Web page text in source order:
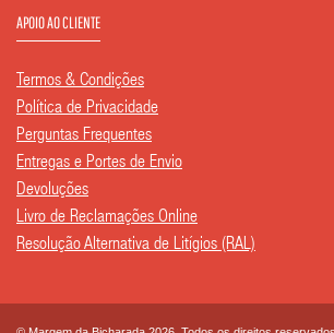
APOIO AO CLIENTE
Termos & Condições
Política de Privacidade
Perguntas Frequentes
Entregas e Portes de Envio
Devoluções
Livro de Reclamações Online
Resolução Alternativa de Litígios (RAL)